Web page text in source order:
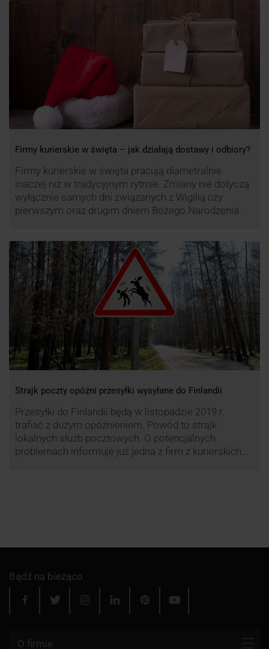
Firmy kurierskie w święta – jak działają dostawy i odbiory?
Firmy kurierskie w święta pracują diametralnie
inaczej niż w tradycyjnym rytmie. Zmiany nie dotyczą
wyłącznie samych dni związanych z Wigilią czy
pierwszym oraz drugim dniem Bożego Narodzenia.
Strajk poczty opóźni przesyłki wysyłane do Finlandii
Przesyłki do Finlandii będą w listopadzie 2019 r.
trafiać z dużym opóźnieniem. Powód to strajk
lokalnych służb pocztowych. O potencjalnych
problemach informuje już jedna z firm z kurierskich
Bądź na bieżąco
O firmie